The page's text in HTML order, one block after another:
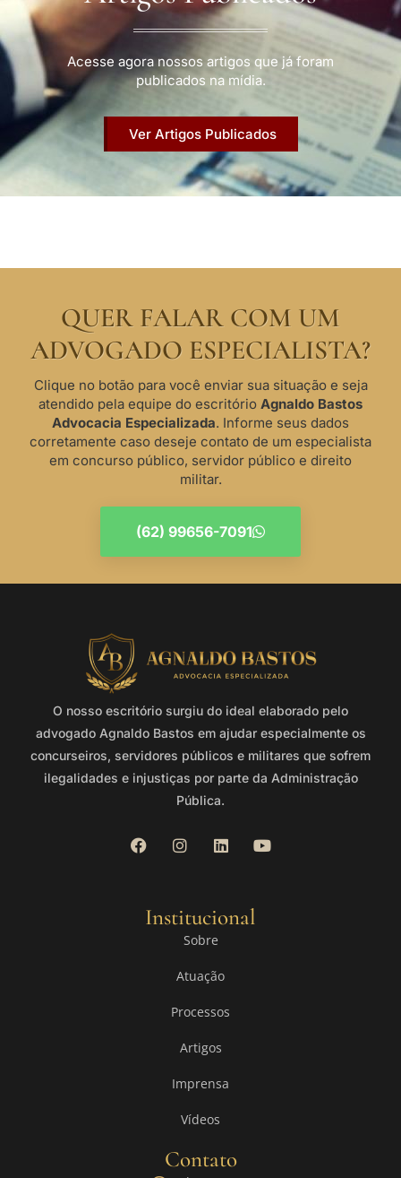
Acesse agora nossos artigos que já foram
publicados na mídia.
Ver Artigos Publicados
QUER FALAR COM UM
ADVOGADO ESPECIALISTA?
Clique no botão para você enviar sua situação e seja
atendido pela equipe do escritório Agnaldo Bastos
Advocacia Especializada. Informe seus dados
corretamente caso deseje contato de um especialista
em concurso público, servidor público e direito
militar.
(62) 99656-7091
O nosso escritório surgiu do ideal elaborado pelo
advogado Agnaldo Bastos em ajudar especialmente os
concurseiros, servidores públicos e militares que sofrem
ilegalidades e injustiças por parte da Administração
Pública.
Institucional
Sobre
Atuação
Processos
Artigos
Imprensa
Vídeos
Contato